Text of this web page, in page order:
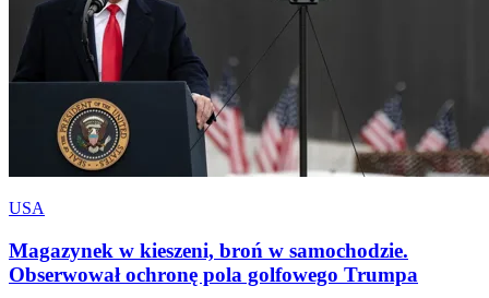
USA
Magazynek w kieszeni, broń w samochodzie.
Obserwował ochronę pola golfowego Trumpa